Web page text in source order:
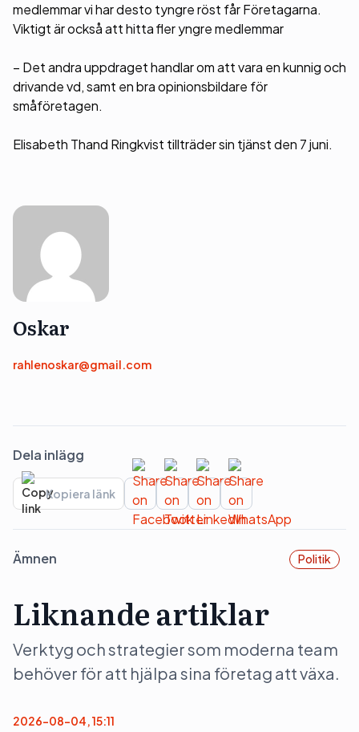
medlemmar vi har desto tyngre röst får Företagarna.
Viktigt är också att hitta fler yngre medlemmar
– Det andra uppdraget handlar om att vara en kunnig och
drivande vd, samt en bra opinionsbildare för
småföretagen.
Elisabeth Thand Ringkvist tillträder sin tjänst den 7 juni.
Oskar
rahlenoskar@gmail.com
Dela inlägg
Kopiera länk
Ämnen Politik
Liknande artiklar
Verktyg och strategier som moderna team
behöver för att hjälpa sina företag att växa.
2026-08-04, 15:11